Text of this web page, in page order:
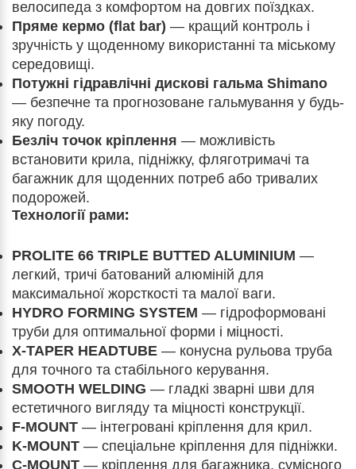
велосипеда з комфортом на довгих поїздках.
Пряме кермо (flat bar) — кращий контроль і
зручність у щоденному використанні та міському
середовищі.
Потужні гідравлічні дискові гальма Shimano
— безпечне та прогнозоване гальмування у будь-
яку погоду.
Безліч точок кріплення — можливість
встановити крила, підніжку, фляготримачі та
багажник для щоденних потреб або тривалих
подорожей.
Технології рами:
PROLITE 66 TRIPLE BUTTED ALUMINIUM —
легкий, тричі батований алюміній для
максимальної жорсткості та малої ваги.
HYDRO FORMING SYSTEM — гідроформовані
труби для оптимальної форми і міцності.
X-TAPER HEADTUBE — конусна рульова труба
для точного та стабільного керування.
SMOOTH WELDING — гладкі зварні шви для
естетичного вигляду та міцності конструкції.
F-MOUNT — інтегровані кріплення для крил.
K-MOUNT — спеціальне кріплення для підніжки.
C-MOUNT — кріплення для багажника, сумісного